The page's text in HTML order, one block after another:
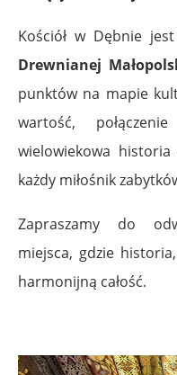
Kościół w Dębnie
Drewnianej
punktów na mapie
wartość,
wielowiekowa
każdy miłośnik
Zapraszamy do
miejsca, gdzie
harmonijną całość.